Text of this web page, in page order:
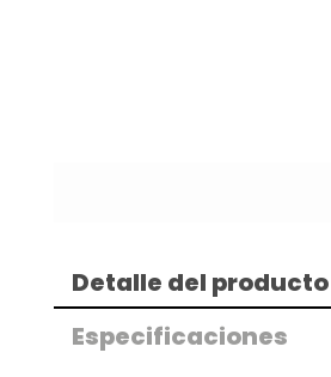
Detalle del producto
Especificaciones